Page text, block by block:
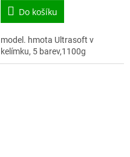
Do košíku
model. hmota Ultrasoft v
kelímku, 5 barev,1100g